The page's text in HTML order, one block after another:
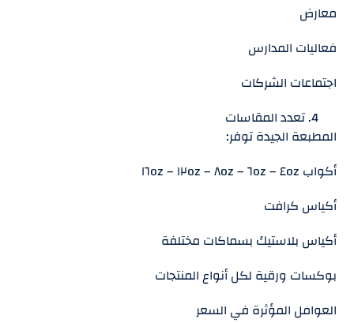
معارض
فعاليات المدارس
اجتماعات الشركات
تعدد المقاسات
المطبعة الجيدة توفر:
أكواب ٤oz – ٦oz – ٨oz – ١٢oz – ١٦oz
أكياس كرافت
أكياس بلاستيك بسماكات مختلفة
بوكسات ورقية لكل أنواع المنتجات
العوامل المؤثرة في السعر